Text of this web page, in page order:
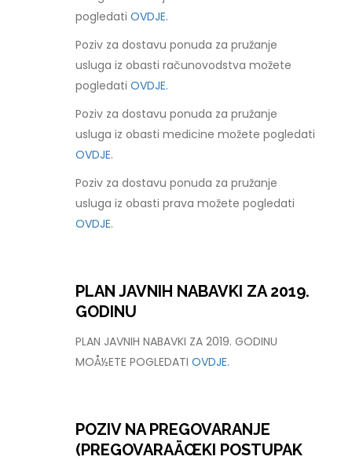
pogledatiOVDJE.
Poziv za dostavu ponuda za pružanje
usluga iz obasti računovodstva možete
pogledatiOVDJE.
Poziv za dostavu ponuda za pružanje
usluga iz obasti medicine možete pogledati
OVDJE.
Poziv za dostavu ponuda za pružanje
usluga iz obasti prava možete pogledati
OVDJE.
PLAN JAVNIH NABAVKI ZA 2019.
GODINU
PLAN JAVNIH NABAVKI ZA 2019. GODINU
MOÅ½ETE POGLEDATIOVDJE.
POZIV NA PREGOVARANJE
(PREGOVARAÄŒKI POSTUPAK